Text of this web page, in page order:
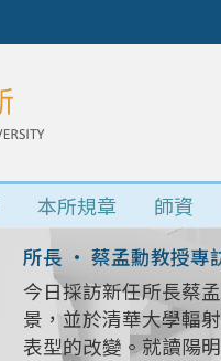
本所規章 師資
專任教師 • 陳仁治老
今天採訪的對象是台
相關研究。老師的目
功或能提供未來廢水